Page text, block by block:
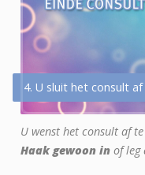
4. U sluit het consult af
U wenst het consult af
Haak gewoon in of leg